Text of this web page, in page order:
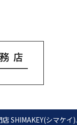
SHIMAKEY(シマケイ).